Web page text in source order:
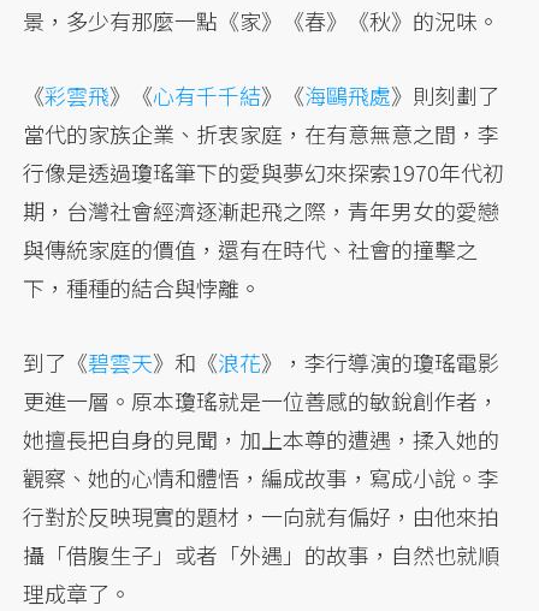
景，多少有那麼一點《家》《春》《秋》的況味。
《彩雲飛》《心有千千結》《海鷗飛處》則刻劃了
當代的家族企業、折衷家庭，在有意無意之間，李
行像是透過瓊瑤筆下的愛與夢幻來探索1970年代初
期，台灣社會經濟逐漸起飛之際，青年男女的愛戀
與傳統家庭的價值，還有在時代、社會的撞擊之
下，種種的結合與悖離。
到了《碧雲天》和《浪花》，李行導演的瓊瑤電影
更進一層。原本瓊瑤就是一位善感的敏銳創作者，
她擅長把自身的見聞，加上本尊的遭遇，揉入她的
觀察、她的心情和體悟，編成故事，寫成小說。李
行對於反映現實的題材，一向就有偏好，由他來拍
攝「借腹生子」或者「外遇」的故事，自然也就順
理成章了。